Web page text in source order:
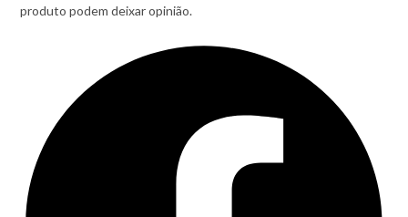
produto podem deixar opinião.